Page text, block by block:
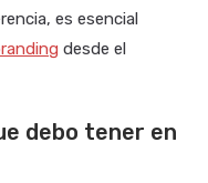
es esencial
desde el
debo tener en